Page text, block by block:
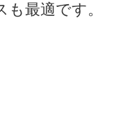
最適です。